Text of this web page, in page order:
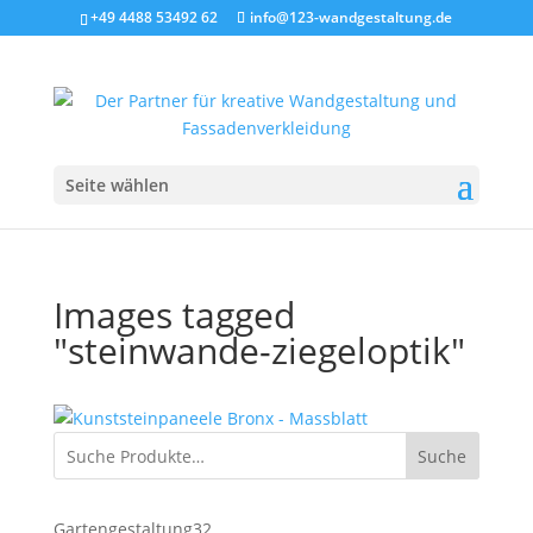
+49 4488 53492 62 info@123-wandgestaltung.de
Seite wählen
Images tagged
"steinwande-ziegeloptik"
Suche
32